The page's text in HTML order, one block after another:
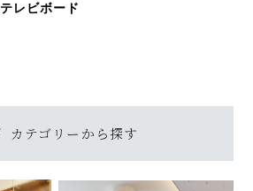
テレビボード
カテゴリーから探す